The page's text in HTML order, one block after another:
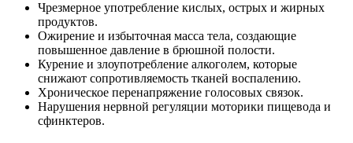
Чрезмерное употребление кислых, острых и жирных
продуктов.
Ожирение и избыточная масса тела, создающие
повышенное давление в брюшной полости.
Курение и злоупотребление алкоголем, которые
снижают сопротивляемость тканей воспалению.
Хроническое перенапряжение голосовых связок.
Нарушения нервной регуляции моторики пищевода и
сфинктеров.